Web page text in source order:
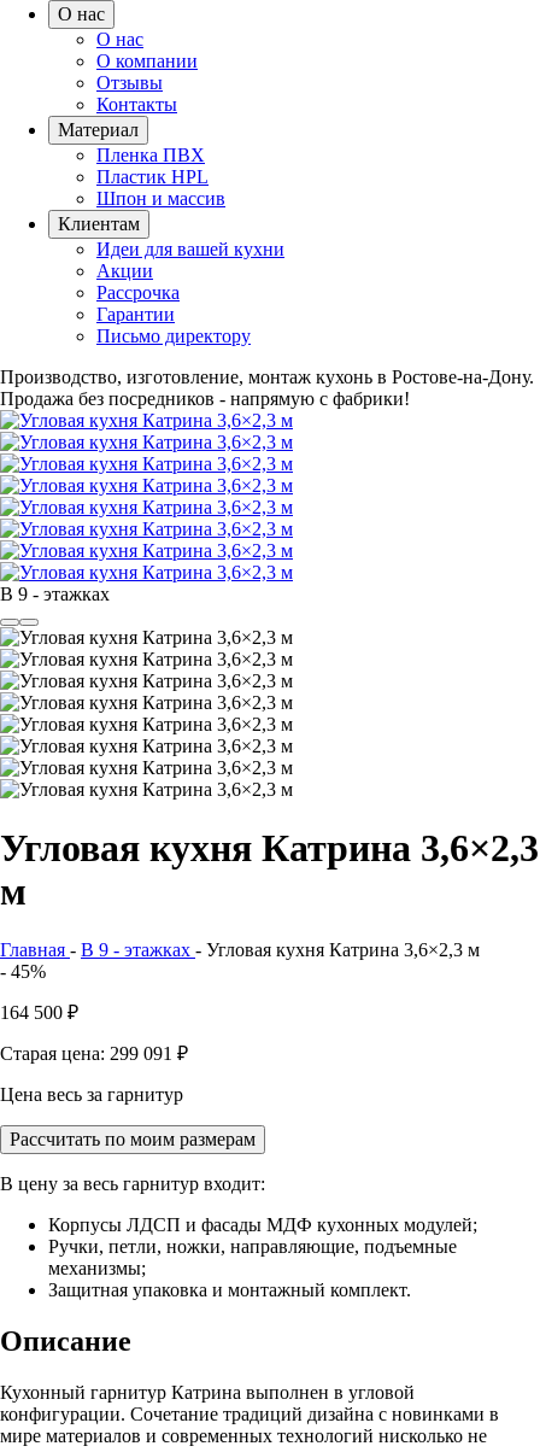
О нас
О нас
О компании
Отзывы
Контакты
Материал
Пленка ПВХ
Пластик HPL
Шпон и массив
Клиентам
Идеи для вашей кухни
Акции
Рассрочка
Гарантии
Письмо директору
Производство, изготовление, монтаж кухонь в Ростове-на-Дону.
Продажа без посредников - напрямую с фабрики!
В 9 - этажках
Угловая кухня Катрина 3,6×2,3
м
Главная - В 9 - этажках - Угловая кухня Катрина 3,6×2,3 м
- 45%
164 500 ₽
Старая цена: 299 091 ₽
Цена весь за гарнитур
Рассчитать по моим размерам
В цену за весь гарнитур входит:
Корпусы ЛДСП и фасады МДФ кухонных модулей;
Ручки, петли, ножки, направляющие, подъемные
механизмы;
Защитная упаковка и монтажный комплект.
Описание
Кухонный гарнитур Катрина выполнен в угловой
конфигурации. Сочетание традиций дизайна с новинками в
мире материалов и современных технологий нисколько не